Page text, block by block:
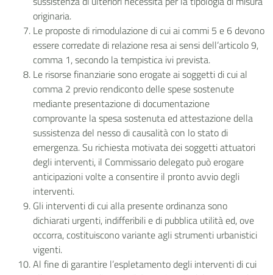
originaria.
Le proposte di rimodulazione di cui ai commi 5 e 6 devono
essere corredate di relazione resa ai sensi dell’articolo 9,
comma 1, secondo la tempistica ivi prevista.
Le risorse finanziarie sono erogate ai soggetti di cui al
comma 2 previo rendiconto delle spese sostenute
mediante presentazione di documentazione
comprovante la spesa sostenuta ed attestazione della
sussistenza del nesso di causalità con lo stato di
emergenza. Su richiesta motivata dei soggetti attuatori
degli interventi, il Commissario delegato può erogare
anticipazioni volte a consentire il pronto avvio degli
interventi.
Gli interventi di cui alla presente ordinanzasono
dichiarati urgenti, indifferibili e di pubblica utilità ed, ove
occorra, costituiscono variante agli strumenti urbanistici
vigenti.
Al fine di garantire l’espletamento degli interventi di cui